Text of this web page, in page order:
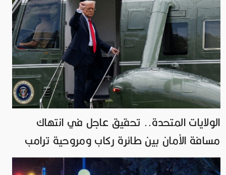
الولايات المتحدة.. تحقيق عاجل في انتهاك
مسافة الأمان بين طائرة ركاب ومروحية ترامب